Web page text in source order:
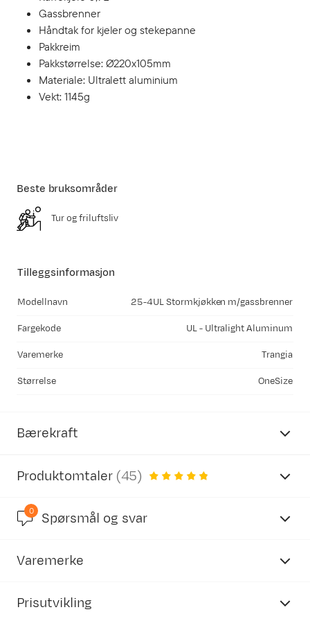
Gassbrenner
Håndtak for kjeler og stekepanne
Pakkreim
Pakkstørrelse: Ø220x105mm
Materiale: Ultralett aluminium
Vekt: 1145g
Tilleggsinformasjon
Modellnavn 25-4UL Stormkjøkken m/gassbrenner
Fargekode UL - Ultralight Aluminum
Varemerke Trangia
Størrelse OneSize
Beste bruksområder
Tur og friluftsliv
Bærekraft
Inneholder resirkulerte materialer
Produktomtaler (45)
4.8
0 Spørsmål og svar
Varemerke
Prisutvikling